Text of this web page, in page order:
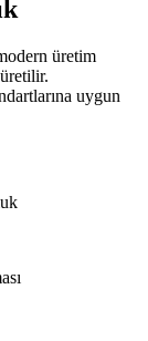
üretim
uygun